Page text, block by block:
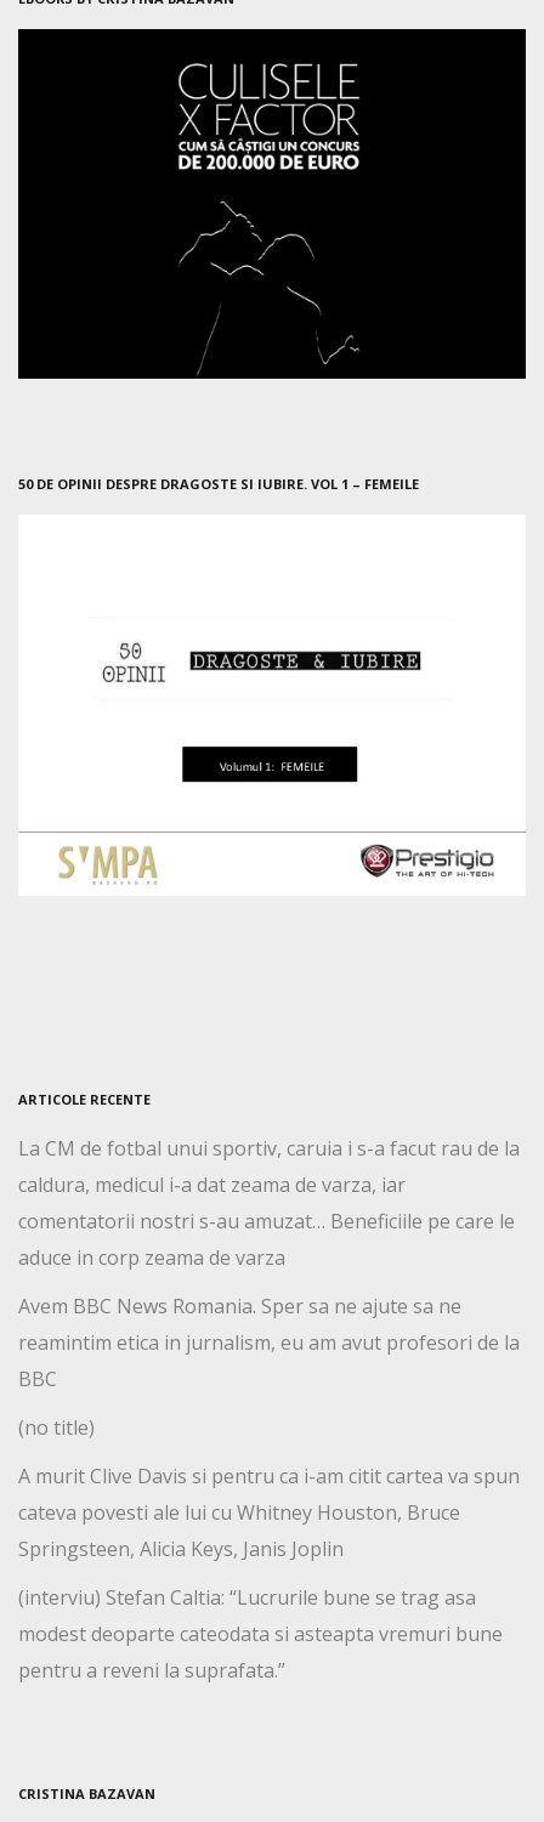
50 DE OPINII DESPRE DRAGOSTE SI IUBIRE. VOL 1 – FEMEILE
ARTICOLE RECENTE
La CM de fotbal unui sportiv, caruia i s-a facut rau de la
caldura, medicul i-a dat zeama de varza, iar
comentatorii nostri s-au amuzat… Beneficiile pe care le
aduce in corp zeama de varza
Avem BBC News Romania. Sper sa ne ajute sa ne
reamintim etica in jurnalism, eu am avut profesori de la
BBC
(no title)
A murit Clive Davis si pentru ca i-am citit cartea va spun
cateva povesti ale lui cu Whitney Houston, Bruce
Springsteen, Alicia Keys, Janis Joplin
(interviu) Stefan Caltia: “Lucrurile bune se trag asa
modest deoparte cateodata si asteapta vremuri bune
pentru a reveni la suprafata.”
CRISTINA BAZAVAN